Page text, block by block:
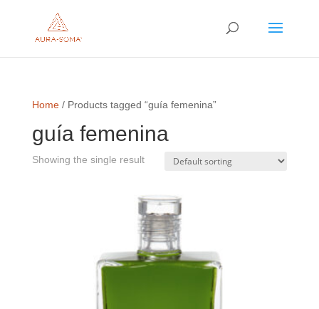
Home/ Products tagged “guía femenina”
guía femenina
Showing the single result